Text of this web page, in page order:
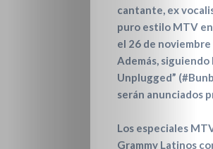
cantante, ex
puro estilo MTV
el 26 de
Además,
Unplugged”
serán anunciados
Los especiales
Grammy Latinos